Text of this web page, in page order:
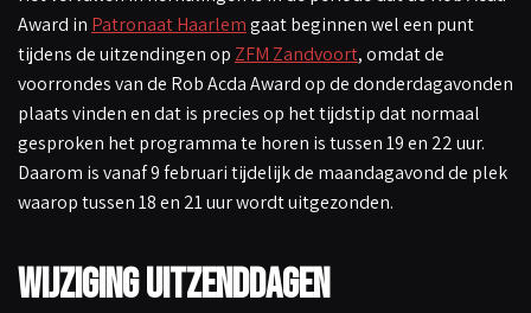
Award in Patronaat Haarlemgaat beginnen wel een punt
tijdens de uitzendingen op ZFM Zandvoort, omdat de
voorrondes van de Rob Acda Award op de donderdagavonden
plaats vinden en dat is precies op het tijdstip dat normaal
gesproken het programma te horen is tussen 19 en 22 uur.
Daarom is vanaf 9 februari tijdelijk de maandagavond de plek
waarop tussen 18 en 21 uur wordt uitgezonden.
Wijziging uitzenddagen